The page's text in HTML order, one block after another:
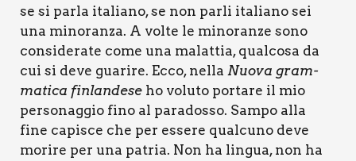
se si par­la ita­lia­no, se non par­li ita­lia­no sei
una mino­ran­za. A vol­te le mino­ran­ze sono
con­si­de­ra­te come una malat­tia, qual­co­sa da
cui si deve gua­ri­re. Ecco, nel­la Nuo­va gram­
ma­ti­ca fin­lan­de­se ho volu­to por­ta­re il mio
per­so­nag­gio fino al para­dos­so. Sam­po alla
fine capi­sce che per esse­re qual­cu­no deve
mori­re per una patria. Non ha lin­gua, non ha